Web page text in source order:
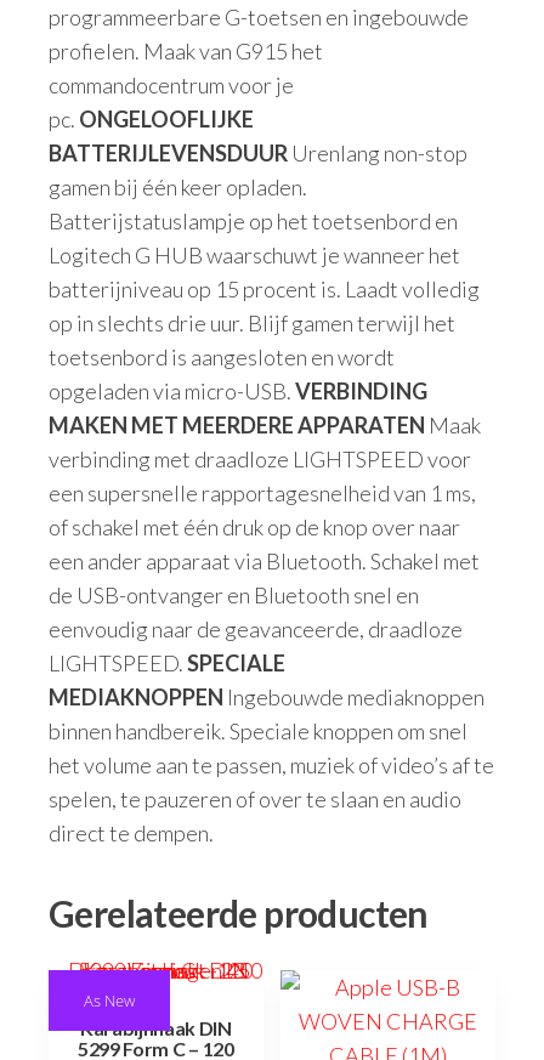
programmeerbare G-toetsen en ingebouwde
profielen. Maak van G915 het
commandocentrum voor je
pc. ONGELOOFLIJKE
BATTERIJLEVENSDUUR Urenlang non-stop
gamen bij één keer opladen.
Batterijstatuslampje op het toetsenbord en
Logitech G HUB waarschuwt je wanneer het
batterijniveau op 15 procent is. Laadt volledig
op in slechts drie uur. Blijf gamen terwijl het
toetsenbord is aangesloten en wordt
opgeladen via micro-USB.VERBINDING
MAKEN MET MEERDERE APPARATEN Maak
verbinding met draadloze LIGHTSPEED voor
een supersnelle rapportagesnelheid van 1 ms,
of schakel met één druk op de knop over naar
een ander apparaat via Bluetooth. Schakel met
de USB-ontvanger en Bluetooth snel en
eenvoudig naar de geavanceerde, draadloze
LIGHTSPEED.SPECIALE
MEDIAKNOPPEN Ingebouwde mediaknoppen
binnen handbereik. Speciale knoppen om snel
het volume aan te passen, muziek of video’s af te
spelen, te pauzeren of over te slaan en audio
direct te dempen.
Gerelateerde producten
As New
Karabijnhaak DIN
5299 Form C – 120